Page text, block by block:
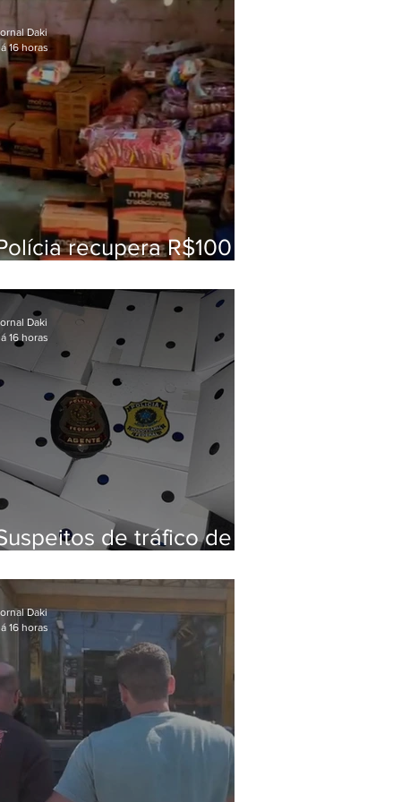
da educação
recupera R$100
Fluminense
Daki
16 horas
de tráfico de
com 50 aves
Daki
16 horas
Daki
16 horas